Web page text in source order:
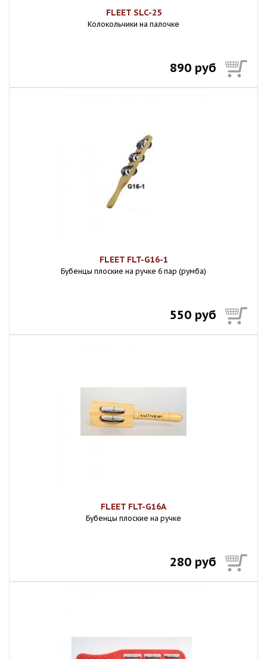
FLEET SLC-25
Колокольчики на палочке
890 руб
FLEET FLT-G16-1
Бубенцы плоские на ручке 6 пар (румба)
550 руб
FLEET FLT-G16A
Бубенцы плоские на ручке
280 руб